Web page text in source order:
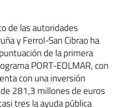
de las autoridades
y Ferrol-San Cibrao ha
de la primera
PORT-EOLMAR, con
con una inversión
281,3 millones de euros
tres la ayuda pública